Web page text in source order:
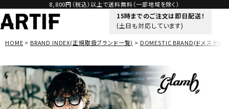
8,800円（税込）以上で送料無料（一部地域を除く）
15時までのご注文は即日配送！
(土日も対応しています)
HOME BRAND INDEX(正規取扱ブランド一覧) DOMESTIC BRAND(ドメスティッ